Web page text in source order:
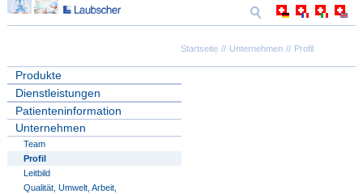
Startseite Unternehmen Profil
Produkte
Dienstleistungen
Patienteninformation
Unternehmen
Team
Profil
Leitbild
Qualität, Umwelt, Arbeit,